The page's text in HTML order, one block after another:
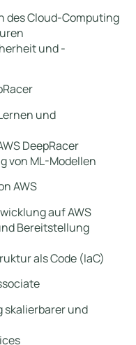
des Cloud-Computing
und -
und
DeepRacer
von ML-Modellen
AWS
auf AWS
Bereitstellung
als Code (IaC)
skalierbarer und